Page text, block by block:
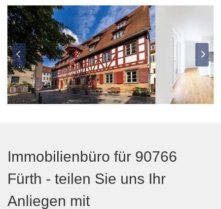
Immobilienbüro für 90766
Fürth - teilen Sie uns Ihr
Anliegen mit